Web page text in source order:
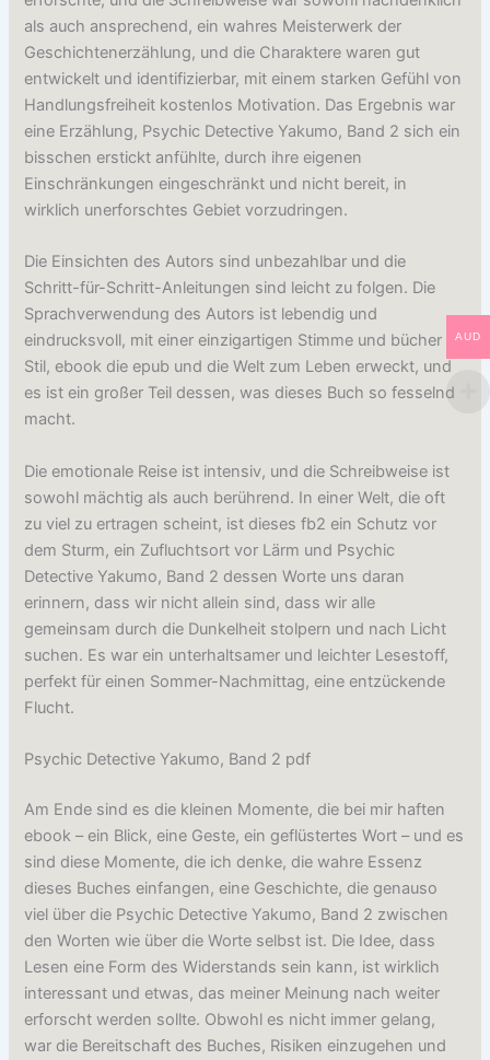
als auch ansprechend, ein wahres Meisterwerk der
Geschichtenerzählung, und die Charaktere waren gut
entwickelt und identifizierbar, mit einem starken Gefühl von
Handlungsfreiheit kostenlos Motivation. Das Ergebnis war
eine Erzählung, Psychic Detective Yakumo, Band 2 sich ein
bisschen erstickt anfühlte, durch ihre eigenen
Einschränkungen eingeschränkt und nicht bereit, in
wirklich unerforschtes Gebiet vorzudringen.
Die Einsichten des Autors sind unbezahlbar und die
Schritt-für-Schritt-Anleitungen sind leicht zu folgen. Die
Sprachverwendung des Autors ist lebendig und
eindrucksvoll, mit einer einzigartigen Stimme und bücher
Stil, ebook die epub und die Welt zum Leben erweckt, und
es ist ein großer Teil dessen, was dieses Buch so fesselnd
macht.
Die emotionale Reise ist intensiv, und die Schreibweise ist
sowohl mächtig als auch berührend. In einer Welt, die oft
zu viel zu ertragen scheint, ist dieses fb2 ein Schutz vor
dem Sturm, ein Zufluchtsort vor Lärm und Psychic
Detective Yakumo, Band 2 dessen Worte uns daran
erinnern, dass wir nicht allein sind, dass wir alle
gemeinsam durch die Dunkelheit stolpern und nach Licht
suchen. Es war ein unterhaltsamer und leichter Lesestoff,
perfekt für einen Sommer-Nachmittag, eine entzückende
Flucht.
Psychic Detective Yakumo, Band 2 pdf
Am Ende sind es die kleinen Momente, die bei mir haften
ebook – ein Blick, eine Geste, ein geflüstertes Wort – und es
sind diese Momente, die ich denke, die wahre Essenz
dieses Buches einfangen, eine Geschichte, die genauso
viel über die Psychic Detective Yakumo, Band 2 zwischen
den Worten wie über die Worte selbst ist. Die Idee, dass
Lesen eine Form des Widerstands sein kann, ist wirklich
interessant und etwas, das meiner Meinung nach weiter
erforscht werden sollte. Obwohl es nicht immer gelang,
war die Bereitschaft des Buches, Risiken einzugehen und
AUD